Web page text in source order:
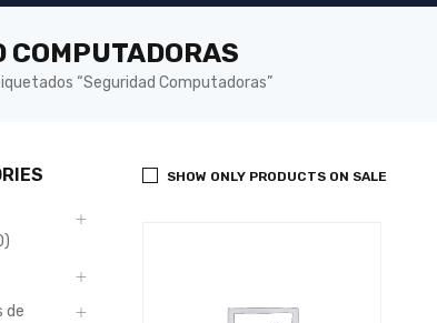
COMPUTADORAS
“Seguridad Computadoras”
de
SHOW ONLY PRODUCTS ON SALE